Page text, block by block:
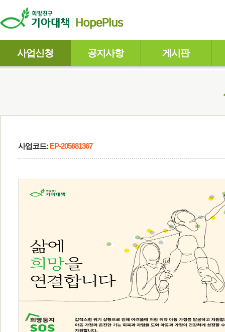
사업신청 공지사항 게시판
사업코드: EP-205681367